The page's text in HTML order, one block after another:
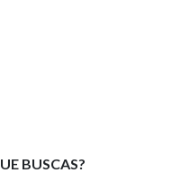
da política de
imaxe:
BUSCAS?